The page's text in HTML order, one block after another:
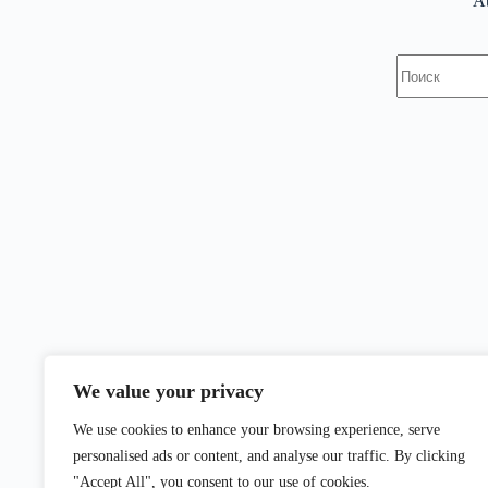
We value your privacy
We use cookies to enhance your browsing experience, serve
personalised ads or content, and analyse our traffic. By clicking
"Accept All", you consent to our use of cookies.
не
найдено